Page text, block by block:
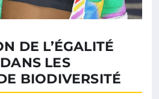
DE L’ÉGALITÉ
LES
BIODIVERSITÉ